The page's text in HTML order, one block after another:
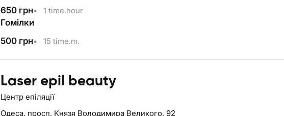
650 грн• 1 time.hour
Гомілки
500 грн• 15 time.m.
Laser epil beauty
Центр епіляції
Одеса, просп. Князя Володимира Великого, 92